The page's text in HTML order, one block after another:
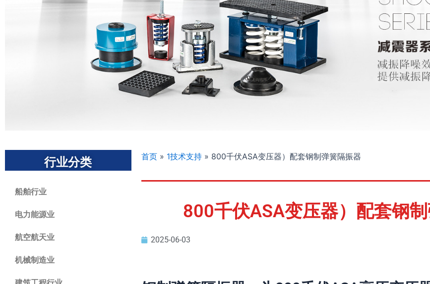
行业分类
船舶行业
电力能源业
航空航天业
机械制造业
首页 » 1技术支持 » 800千伏ASA变压器）配套钢制弹簧隔振器
800千伏ASA变压器）配套钢
2025-06-03